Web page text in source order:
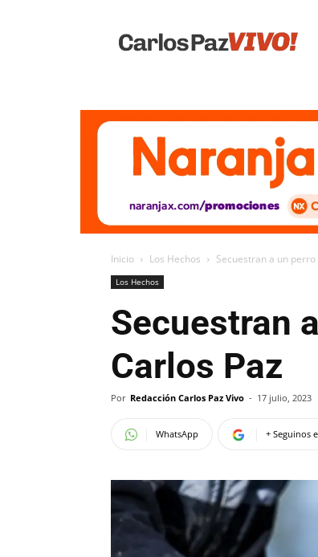
Vivo
Inicio Los Hechos Secuestran a un
Los Hechos
Secuestran
Carlos Paz
Por Redacción Carlos Paz Vivo - 17 julio, 2023
WhatsApp + Seguinos